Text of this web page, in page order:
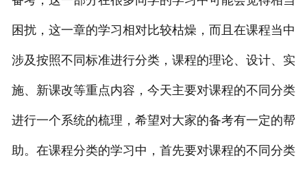
在线留言
困扰，这一章的学习相对比较枯燥，而且在课程当中
涉及按照不同标准进行分类，课程的理论、设计、实
施、新课改等重点内容，今天主要对课程的不同分类
进行一个系统的梳理，希望对大家的备考有一定的帮
助。在课程分类的学习中，首先要对课程的不同分类